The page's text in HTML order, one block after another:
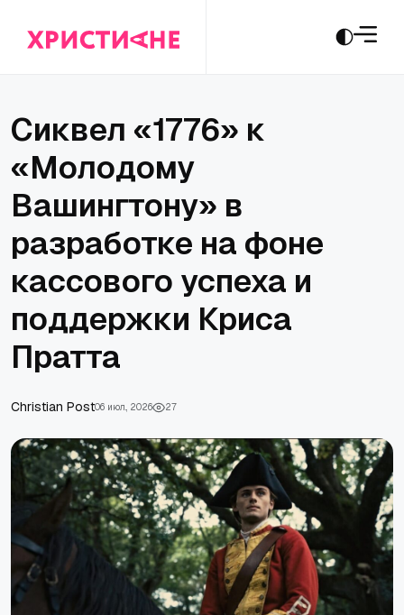
Сиквел «1776» к
«Молодому
Вашингтону» в
разработке на фоне
кассового успеха и
поддержки Криса
Пратта
Сhristian Post06 июл., 2026 27